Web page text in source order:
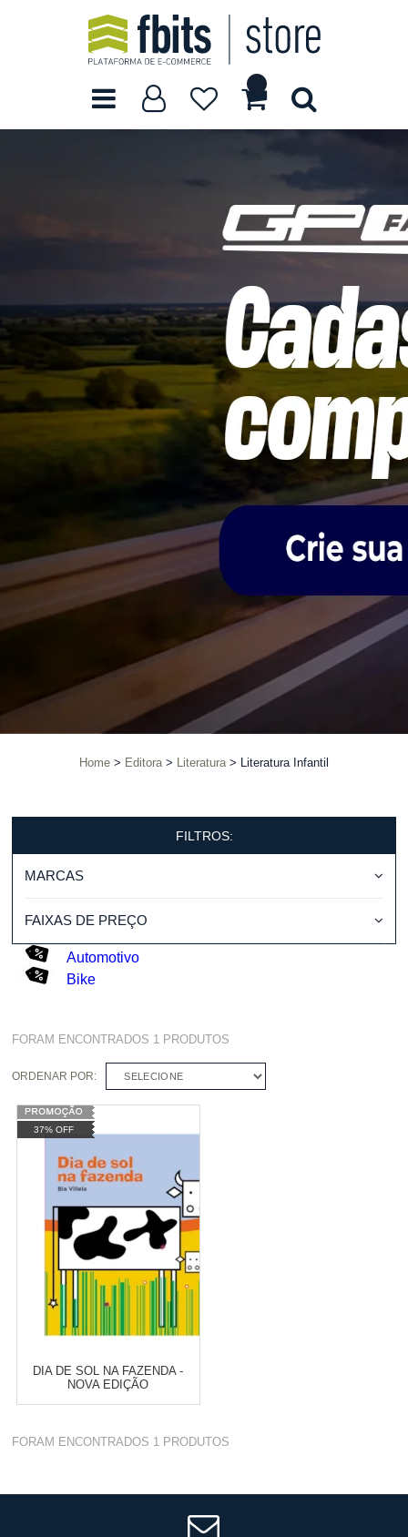
Home Editora Literatura Literatura Infantil
FILTROS:
MARCAS
FAIXAS DE PREÇO
Automotivo
Bike
FORAM ENCONTRADOS 1 PRODUTOS
ORDENAR POR: SELECIONE
37% OFF
DIA DE SOL NA FAZENDA -
NOVA EDIÇÃO
Varejo: R$ 4.050,70
10 x de R$ 255,09
FORAM ENCONTRADOS 1 PRODUTOS